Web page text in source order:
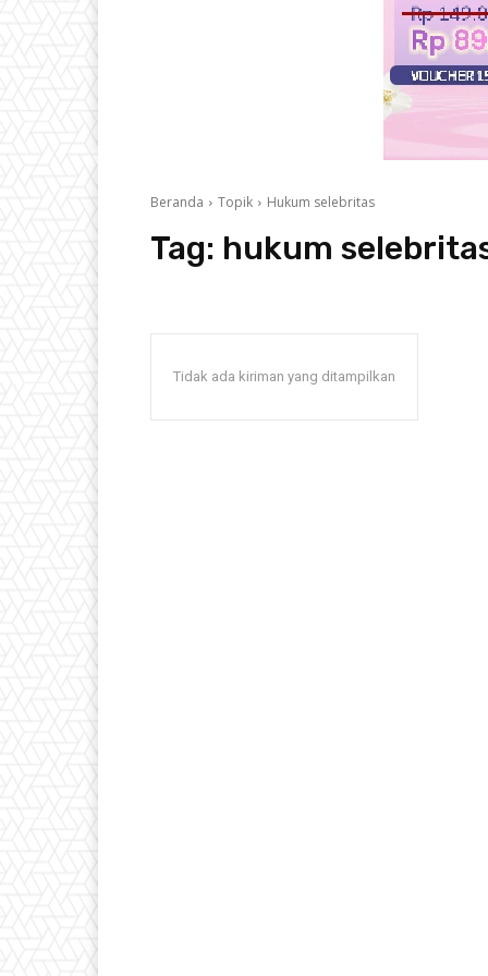
Beranda Topik Hukum selebritas
Tag: hukum
Tidak ada kiriman yang ditampilkan